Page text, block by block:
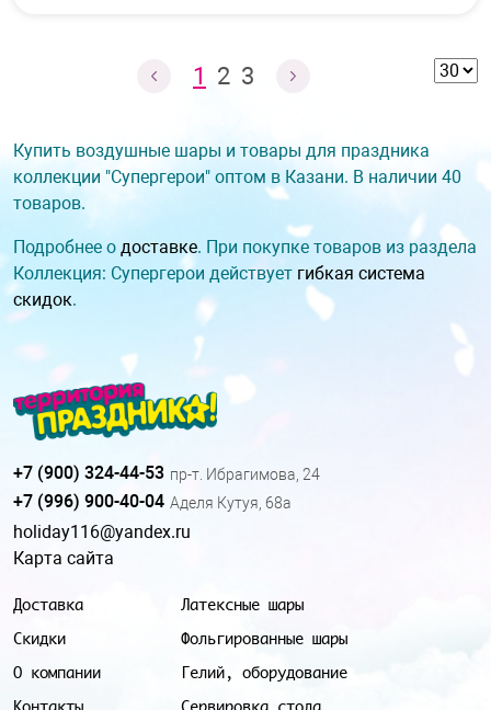
1 2 3
Купить воздушные шары и товары для праздника
коллекции "Супергерои" оптом в Казани. В наличии 40
товаров.
Подробнее о доставке. При покупке товаров из раздела
Коллекция: Супергерои действует гибкая система
скидок.
Доставка
Скидки
О компании
Латексные шары
Фольгированные шары
Гелий, оборудование
+7 (900) 324-44-53 пр-т. Ибрагимова, 24
+7 (996) 900-40-04 Аделя Кутуя, 68а
holiday116@yandex.ru
Карта сайта